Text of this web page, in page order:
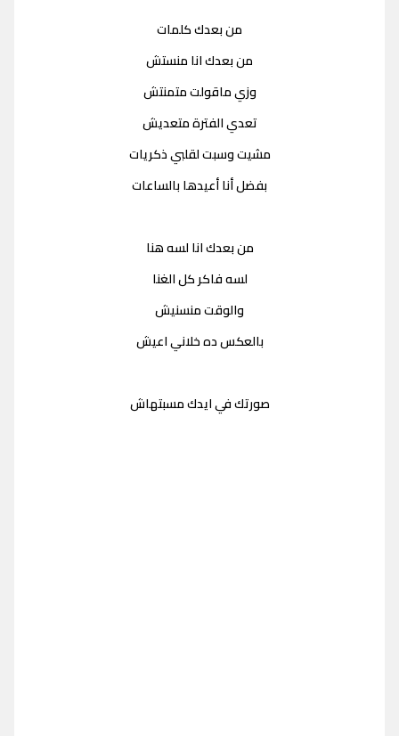
من بعدك كلمات
من بعدك انا منستش
وزي ماقولت متمنتش
تعدي الفترة متعديش
مشيت وسبت لقلبي ذكريات
بفضل أنا أعيدها بالساعات
من بعدك انا لسه هنا
لسه فاكر كل الغنا
والوقت منسنيش
بالعكس ده خلاني اعيش
صورتك في ايدك مسبتهاش